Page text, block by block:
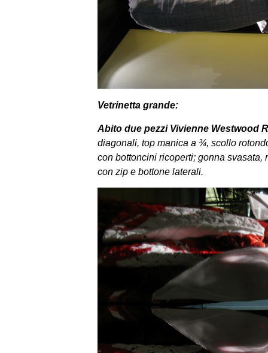
Vetrinetta grande:
Abito due pezzi Vivienne Westwood
diagonali, top manica a ¾, scollo
con bottoncini ricoperti; gonna svasata,
con zip e bottone laterali.